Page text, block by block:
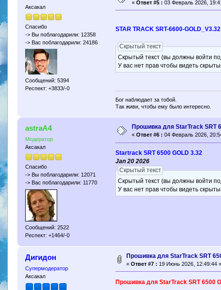
Аксакал
Спасибо
-> Вы поблагодарили: 12358
-> Вас поблагодарили: 24186
Сообщений: 5394
Респект: +3833/-0
« Ответ #5 : 03 Февраль 2026,
STAR TRACK SRT-6600-
Скрытый текст
Скрытый текст (вы должны войти
У вас нет прав чтобы видеть
Бог наблюдает за тобой.
Так живи, чтобы ему было интересно.
astraA4
Модератор
Аксакал
Спасибо
-> Вы поблагодарили: 12071
-> Вас поблагодарили: 11770
Сообщений: 2522
Респект: +1464/-0
Прошивка для StarTrack SRT
« Ответ #6 : 04 Февраль 2026,
Startrack SRT 6500 GOLD 3.32
Jan 20 2026
Скрытый текст
Скрытый текст (вы должны войти
У вас нет прав чтобы видеть
Дигидон
Супермодератор
Аксакал
Прошивка для StarTrack SRT
« Ответ #7 : 19 Июнь 2026, 12:49:44 »
Прошивка для StarTrack SRT 6500